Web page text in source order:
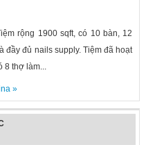
rộng 1900 sqft, có 10 bàn, 12
đầy đủ nails supply. Tiệm đã hoạt
8 thợ làm...
»